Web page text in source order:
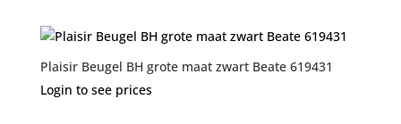
Plaisir Beugel BH grote maat zwart Beate 619431
Login to see prices